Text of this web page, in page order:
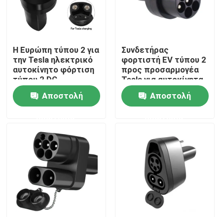
Αρχική Σελίδα
Προϊόντα
Σχετικά με εμάς
Η Ευρώπη τύπου 2 για
την Tesla ηλεκτρικό
αυτοκίνητο φόρτιση
τύπου 2 DC
προσαρμογέα Για την
TESLA Αποστολή
Συνδετήρας
φορτιστή EV τύπου 2
προς προσαρμογέα
Tesla για αυτοκίνητα
Tesla
Αποστολή